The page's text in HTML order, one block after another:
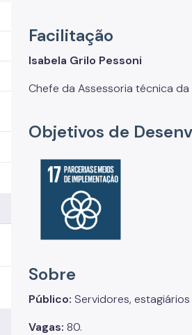
Facilitação
Isabela Grilo Pessoni
Chefe da Assessoria técnica
Objetivos de
Sobre
Público: Servidores,
Vagas: 80.